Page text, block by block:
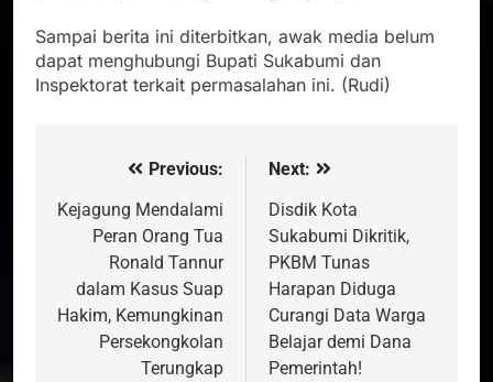
Sampai berita ini diterbitkan, awak media belum
dapat menghubungi Bupati Sukabumi dan
Inspektorat terkait permasalahan ini. (Rudi)
Navigasi
pos
Previous:
Kejagung Mendalami
Peran Orang Tua
Ronald Tannur
dalam Kasus Suap
Hakim, Kemungkinan
Persekongkolan
Terungkap
Next:
Disdik Kota
Sukabumi Dikritik,
PKBM Tunas
Harapan Diduga
Curangi Data Warga
Belajar demi Dana
Pemerintah!